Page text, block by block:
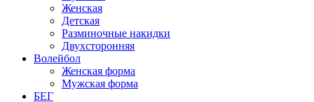
Женская
Детская
Разминочные накидки
Двухсторонняя
Волейбол
Женская форма
Мужская форма
БЕГ